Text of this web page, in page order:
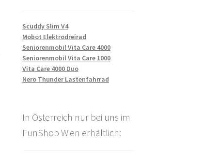
Scuddy Slim V4
Mobot Elektrodreirad
Seniorenmobil Vita Care 4000
Seniorenmobil Vita Care 1000
Vita Care 4000 Duo
Nero Thunder Lastenfahrrad
In Österreich nur bei uns im
FunShop Wien erhältlich: